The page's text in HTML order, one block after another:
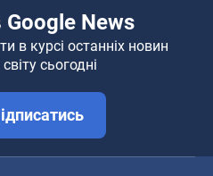
Google News
в курсі останніх новин
сьогодні